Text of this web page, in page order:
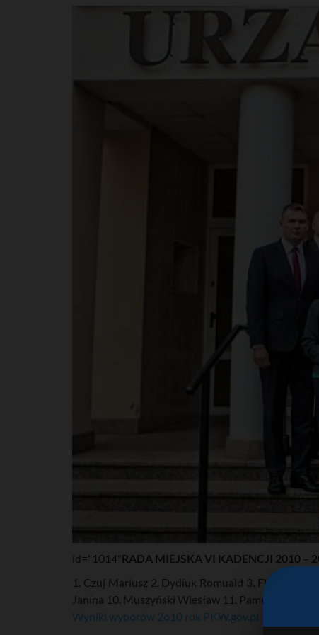
id="1014"RADA MIEJSKA VI KADENCJI 2010 –
1. Czuj Mariusz 2. Dydiuk Romuald 3. Flis Marek
Janina 10. Muszyński Wiesław 11. Pamulska
Wyniki wyborów 2o10 rok PKW.gov.pl